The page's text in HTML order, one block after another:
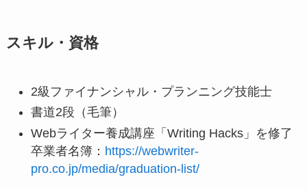
スキル・資格
2級ファイナンシャル・プランニング技能士
書道2段（毛筆）
Webライター養成講座「Writing Hacks」を修了
卒業者名簿： https://webwriter-
pro.co.jp/media/graduation-list/